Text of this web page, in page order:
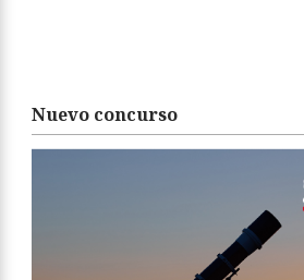
Nuevo concurso